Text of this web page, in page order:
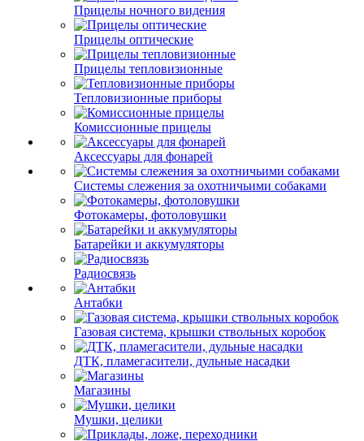
Прицелы ночного видения
Прицелы оптические
Прицелы тепловизионные
Тепловизионные приборы
Комиссионные прицелы
Аксессуары для фонарей
Системы слежения за охотничьими собаками
Фотокамеры, фотоловушки
Батарейки и аккумуляторы
Радиосвязь
Антабки
Газовая система, крышки ствольных коробок
ДТК, пламегасители, дульные насадки
Магазины
Мушки, целики